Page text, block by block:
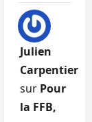
Julien
Carpentier
sur Pour
la FFB,